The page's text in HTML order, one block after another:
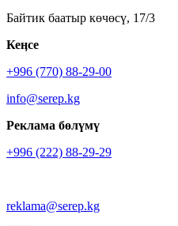
Байтик баатыр көчөсү, 17/3
Кеӊсе
+996 (770) 88-29-00
info@serep.kg
Реклама бөлүмү
+996 (222) 88-29-29
reklama@serep.kg